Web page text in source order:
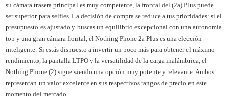
su cámara trasera principal es muy competente, la frontal del (2a) Plus puede
ser superior para selfies. La decisión de compra se reduce a tus prioridades: si el
presupuesto es ajustado y buscas un equilibrio excepcional con una autonomía
top y una gran cámara frontal, el Nothing Phone 2a Plus es una elección
inteligente. Si estás dispuesto a invertir un poco más para obtener el máximo
rendimiento, la pantalla LTPO y la versatilidad de la carga inalámbrica, el
Nothing Phone (2) sigue siendo una opción muy potente y relevante. Ambos
representan un valor excelente en sus respectivos rangos de precio en este
momento del mercado.